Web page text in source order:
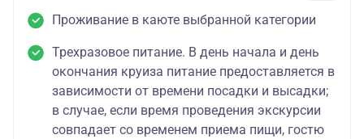
Проживание в каюте выбранной категории
Трехразовое питание. В день начала и день
окончания круиза питание предоставляется в
зависимости от времени посадки и высадки;
в случае, если время проведения экскурсии
совпадает со временем приема пищи, гостю